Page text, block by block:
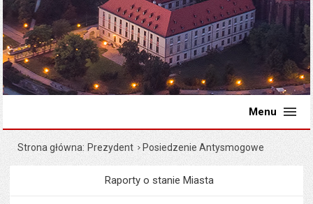
Menu
Strona główna Prezydent Posiedzenie Antysmogowe
MenuPrezydent
Raporty o stanie Miasta